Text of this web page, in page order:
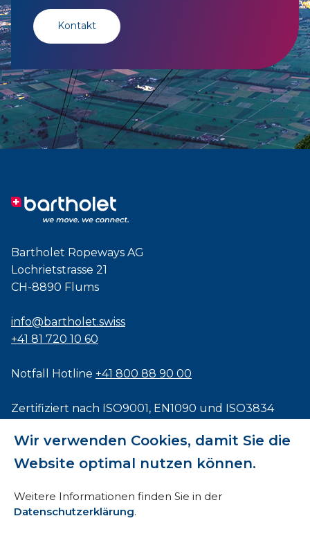
Wir verwenden Cookies, damit Sie die
Website optimal nutzen können.
Weitere Informationen finden Sie in der
Datenschutzerklärung.
Kontakt
Bartholet Ropeways AG
Lochrietstrasse 21
CH-8890 Flums
info@bartholet.swiss
+41 81 720 10 60
Notfall Hotline +41 800 88 90 00
Zertifiziert nach ISO9001, EN1090 und ISO3834
Impressum